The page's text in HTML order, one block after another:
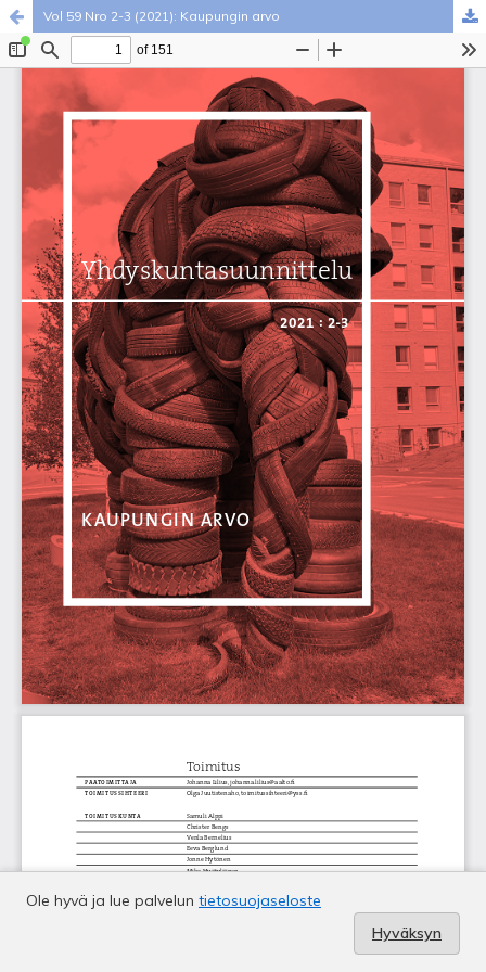
Vol 59 Nro 2-3 (2021): Kaupungin arvo
Ole hyvä ja lue palvelun tietosuojaseloste
Hyväksyn
Palvelua ylläpitää Tieteellisten seurain valtuuskunta